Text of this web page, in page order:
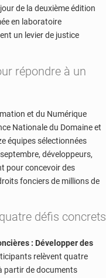
de la deuxième édition
en laboratoire
un levier de justice
répondre à un
et du Numérique
Nationale du Domaine et
équipes sélectionnées
développeurs,
pour concevoir des
fonciers de millions de
défis concrets
: Développer des
relèvent quatre
partir de documents